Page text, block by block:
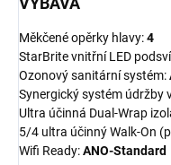
Měkčené opěrky hlavy:4
StarBrite vnitřní LED
Ozonový sanitární systém:
Synergický systém údržby
Ultra účinná Dual-Wrap
5/4 ultra účinný Walk-On
Wifi Ready:ANO-Standard